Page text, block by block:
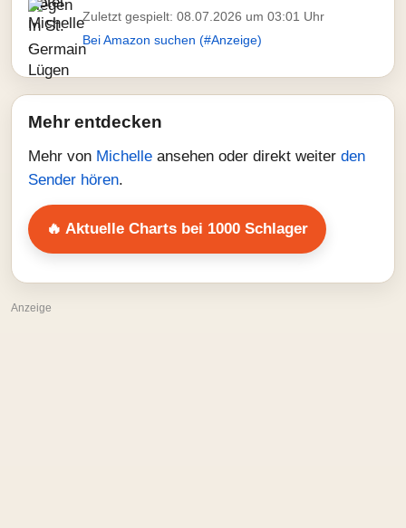
Zuletzt gespielt: 08.07.2026 um 03:01 Uhr
Bei Amazon suchen (#Anzeige)
Mehr entdecken
Mehr von Michelle ansehen oder direkt weiter den
Sender hören.
🔥 Aktuelle Charts bei 1000 Schlager
Anzeige